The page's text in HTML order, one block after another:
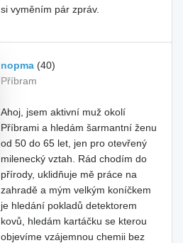
si vyměním pár zpráv.
nopma (40)
Příbram
Ahoj, jsem aktivní muž okolí
Příbrami a hledám šarmantní ženu
od 50 do 65 let, jen pro otevřený
milenecký vztah. Rád chodím do
přírody, uklidňuje mě práce na
zahradě a mým velkým koníčkem
je hledání pokladů detektorem
kovů, hledám kartáčku se kterou
objevíme vzájemnou chemii bez